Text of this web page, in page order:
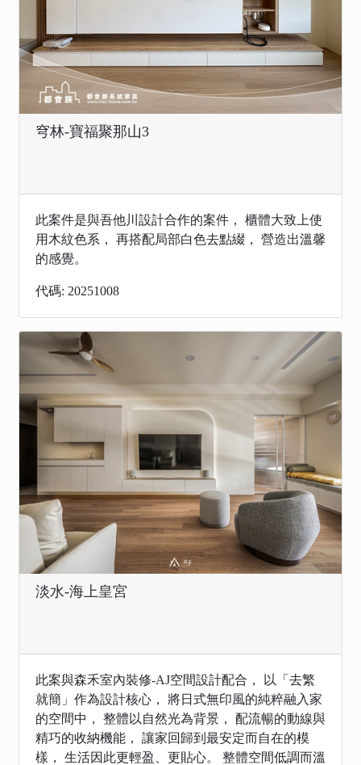
穹林-寶福聚那山3
此案件是與吾他川設計合作的案件， 櫃體大致上使
用木紋色系， 再搭配局部白色去點綴， 營造出溫馨
的感覺。
代碼: 20251008
淡水-海上皇宮
此案與森禾室內裝修-AJ空間設計配合， 以「去繁
就簡」作為設計核心， 將日式無印風的純粹融入家
的空間中， 整體以自然光為背景， 配流暢的動線與
精巧的收納機能， 讓家回歸到最安定而自在的模
樣， 生活因此更輕盈、更貼心。 整體空間低調而溫